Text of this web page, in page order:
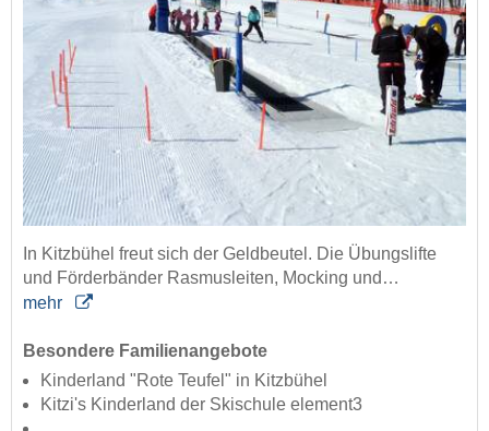
In Kitzbühel freut sich der Geldbeutel. Die Übungslifte
und Förderbänder Rasmusleiten, Mocking und…
mehr
Besondere Familienangebote
Kinderland "Rote Teufel" in Kitzbühel
Kitzi's Kinderland der Skischule element3